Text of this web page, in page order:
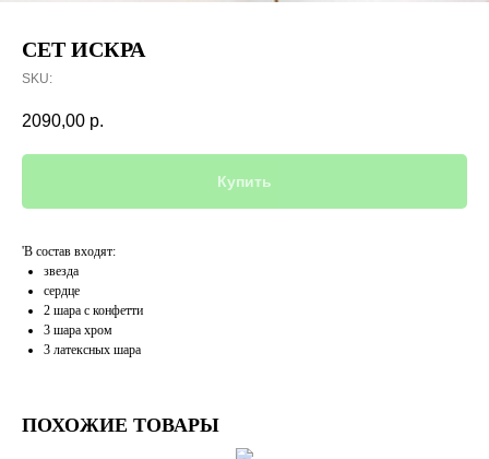
СЕТ ИСКРА
SKU:
2090,00 р.
Купить
'В состав входят:
звезда
сердце
2 шара с конфетти
3 шара хром
3 латексных шара
ПОХОЖИЕ ТОВАРЫ